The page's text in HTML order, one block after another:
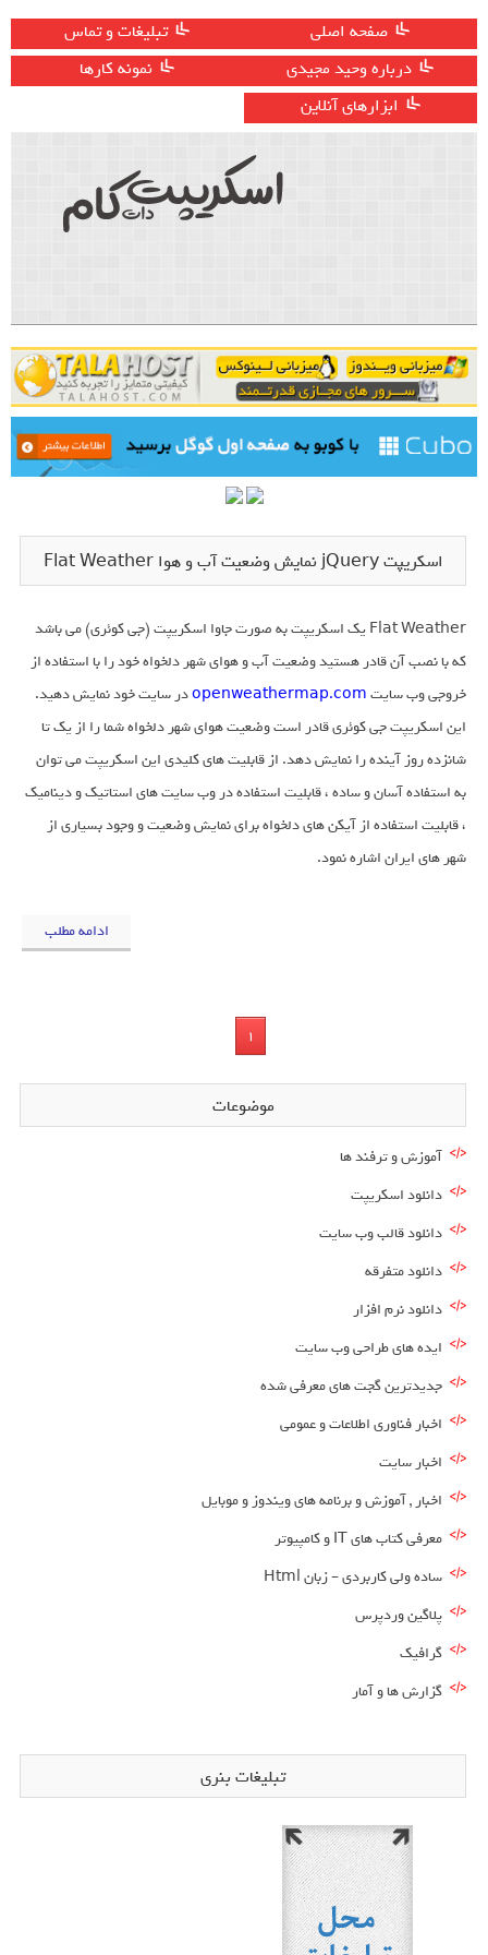
صفحه اصلی
تبلیغات و تماس
درباره وحید مجیدی
نمونه کارها
ابزارهای آنلاین
اسکریپت jQuery نمایش وضعیت آب و هوا Flat Weather
Flat Weather یک اسکریپت به صورت جاوا اسکریپت (جی کوئری) می باشد
که با نصب آن قادر هستید وضعیت آب و هوای شهر دلخواه خود را با استفاده از
خروجی وب سایتopenweathermap.comدر سایت خود نمایش دهید.
این اسکریپت جی کوئری قادر است وضعیت هوای شهر دلخواه شما را از یک تا
شانزده روز آینده را نمایش دهد. از قابلیت های کلیدی این اسکریپت می توان
به استفاده آسان و ساده ، قابلیت استفاده در وب سایت های استاتیک و دینامیک
، قابلیت استفاده از آیکن های دلخواه برای نمایش وضعیت و وجود بسیاری از
شهر های ایران اشاره نمود.
ادامه مطلب
1
موضوعات
آموزش و ترفند ها
دانلود اسکریپت
دانلود قالب وب سایت
دانلود متفرقه
دانلود نرم افزار
ایده های طراحی وب سایت
جدیدترین گجت های معرفی شده
اخبار فناوری اطلاعات و عمومی
اخبار سایت
اخبار , آموزش و برنامه های ویندوز و موبایل
معرفی کتاب های IT و کامپیوتر
ساده ولی کاربردی – زبان Html
پلاگین وردپرس
گرافیک
گزارش ها و آمار
تبلیغات بنری